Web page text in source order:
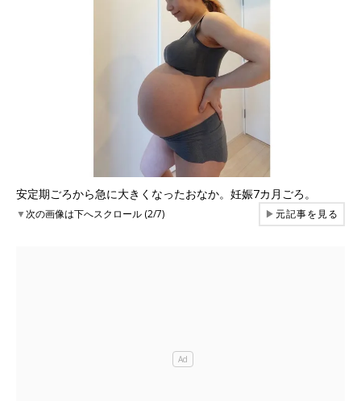
安定期ごろから急に大きくなったおなか。妊娠7カ月ごろ。
▼次の画像は下へスクロール (2/7) ▶元記事を見る